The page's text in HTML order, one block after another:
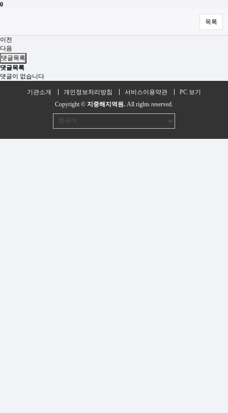
0
목록
이전
다음
댓글목록
댓글목록
댓글이 없습니다
기관소개 개인정보처리방침 서비스이용약관
PC 보기
Copyright © 지중해지역원. All rights reserved.